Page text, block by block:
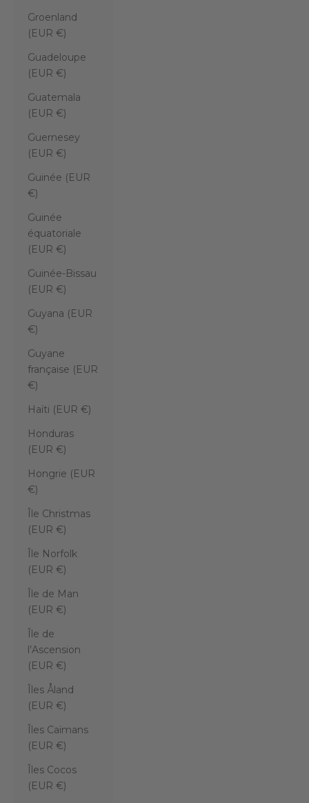
Groenland
(EUR €)
Guadeloupe
(EUR €)
Guatemala
(EUR €)
Guernesey
(EUR €)
Guinée (EUR
€)
Guinée
équatoriale
(EUR €)
Guinée-Bissau
(EUR €)
Guyana (EUR
€)
Guyane
française (EUR
€)
Haïti (EUR €)
Honduras
(EUR €)
Hongrie (EUR
€)
Île Christmas
(EUR €)
Île Norfolk
(EUR €)
Île de Man
(EUR €)
Île de
l’Ascension
(EUR €)
Îles Åland
(EUR €)
Îles Caïmans
(EUR €)
Îles Cocos
(EUR €)